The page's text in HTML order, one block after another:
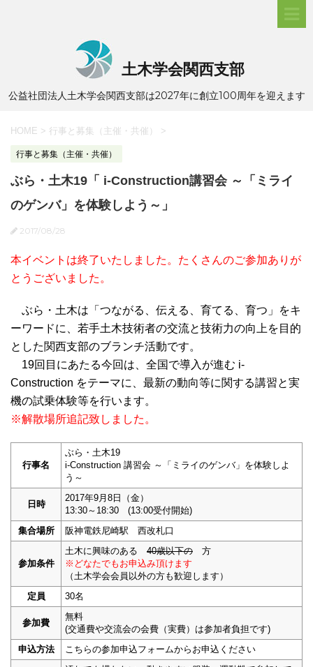
土木学会関西支部
公益社団法人土木学会関西支部は2027年に創立100周年を迎えます
HOME > 行事と募集（主催・共催） >
行事と募集（主催・共催）
ぶら・土木19「 i-Construction講習会 ～「ミライ
のゲンバ」を体験しよう～」
2017/08/28
本イベントは終了いたしました。たくさんのご参加ありが
とうございました。
ぶら・土木は「つながる、伝える、育てる、育つ」をキ
ーワードに、若手土木技術者の交流と技術力の向上を目的
とした関西支部のブランチ活動です。
19回目にあたる今回は、全国で導入が進む i-
Construction をテーマに、最新の動向等に関する講習と実
機の試乗体験等を行います。
※解散場所追記致しました。
行事名
ぶら・土木19
i-Construction 講習会 ～「ミライのゲンバ」を体験しよ
う～
日時
2017年9月8日（金）
13:30～18:30 (13:00受付開始)
集合場所
阪神電鉄尼崎駅 西改札口
参加条件
土木に興味のある 40歳以下の 方
※どなたでもお申込み頂けます
（土木学会会員以外の方も歓迎します）
定員
30名
参加費
無料
(交通費や交流会の会費（実費）は参加者負担です)
申込方法
こちらの参加申込フォームからお申込ください